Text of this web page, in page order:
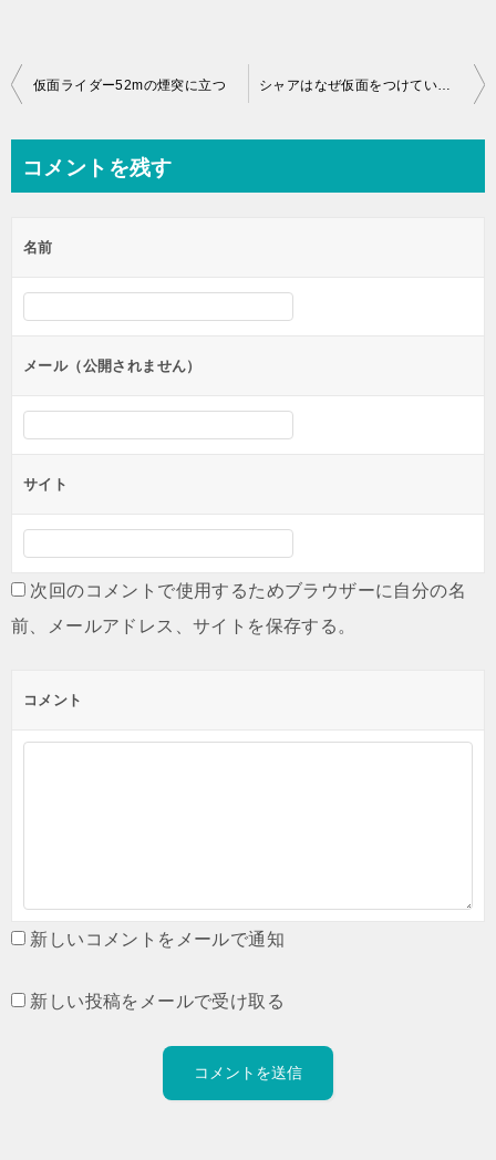
投
ビ
ー
シ
ン
仮面ライダー52mの煙突に立つ シャアはなぜ仮面をつけているのか？
コメントを残す
名前
メール（公開されません）
サイト
次回のコメントで使用するためブラウザーに自分の名
前、メールアドレス、サイトを保存する。
コメント
新しいコメントをメールで通知
新しい投稿をメールで受け取る